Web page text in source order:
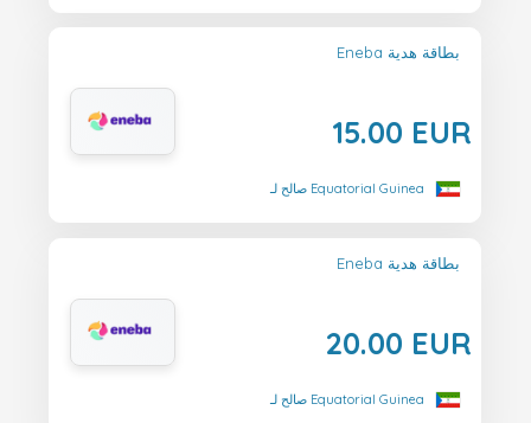
Eneba بطاقة هدية
15.00 EUR
صالح لـ Equatorial Guinea
Eneba بطاقة هدية
20.00 EUR
صالح لـ Equatorial Guinea